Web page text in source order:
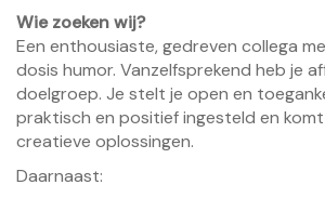
Wie zoeken wij?
Een enthousiaste, gedreven collega
dosis humor. Vanzelfsprekend heb je
doelgroep. Je stelt je open en
praktisch en positief ingesteld en
creatieve oplossingen.
Daarnaast: